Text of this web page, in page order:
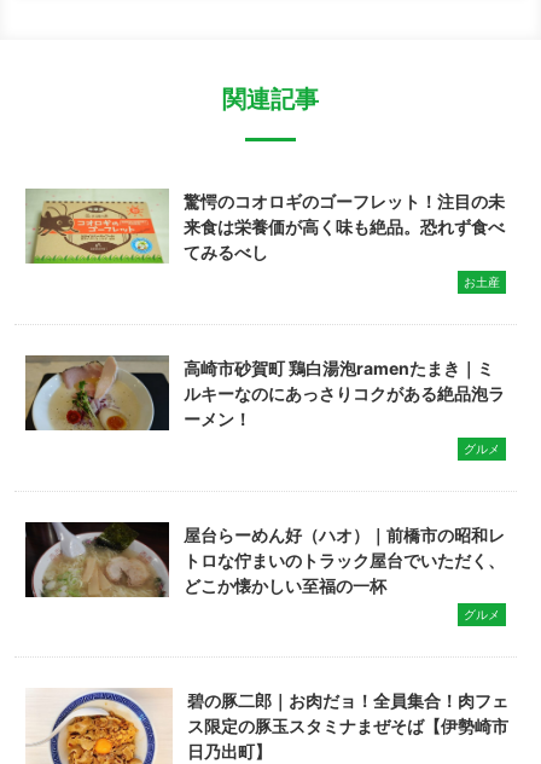
関連記事
驚愕のコオロギのゴーフレット！注目の未
来食は栄養価が高く味も絶品。恐れず食べ
てみるべし
お土産
高崎市砂賀町 鶏白湯泡ramenたまき｜ミ
ルキーなのにあっさりコクがある絶品泡ラ
ーメン！
グルメ
屋台らーめん好（ハオ）｜前橋市の昭和レ
トロな佇まいのトラック屋台でいただく、
どこか懐かしい至福の一杯
グルメ
碧の豚二郎｜お肉だョ！全員集合！肉フェ
ス限定の豚玉スタミナまぜそば【伊勢崎市
日乃出町】